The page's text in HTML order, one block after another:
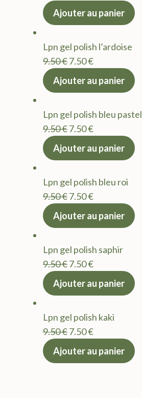
prix
9.50 €.
actuel
7.50 €.
Ajouter au panier
Lpn gel polish l’ardoise
9.50€Le
prix
9.50 €.
7.50€Le
actuel
7.50 €.
Ajouter au panier
Lpn gel polish bleu pastel
9.50€Le
prix
9.50 €.
7.50€Le
actuel
7.50 €.
Ajouter au panier
Lpn gel polish bleu roi
9.50€Le
prix
9.50 €.
7.50€Le
actuel
7.50 €.
Ajouter au panier
Lpn gel polish saphir
9.50€Le
prix
9.50 €.
7.50€Le
actuel
7.50 €.
Ajouter au panier
Lpn gel polish kaki
9.50€Le
prix
7.50€Le
actuel
Ajouter au panier